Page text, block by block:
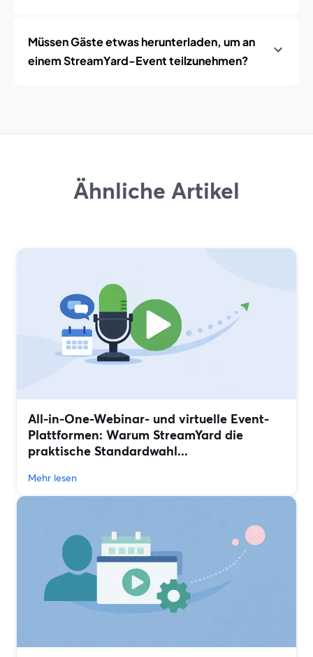
Müssen Gäste etwas herunterladen, um an
einem StreamYard-Event teilzunehmen?
Ähnliche Artikel
All-in-One-Webinar- und virtuelle Event-
Plattformen: Warum StreamYard die
praktische Standardwahl...
Mehr lesen